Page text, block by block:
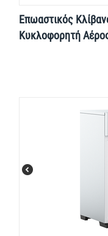
Επωαστικός
Κυκλοφορητή